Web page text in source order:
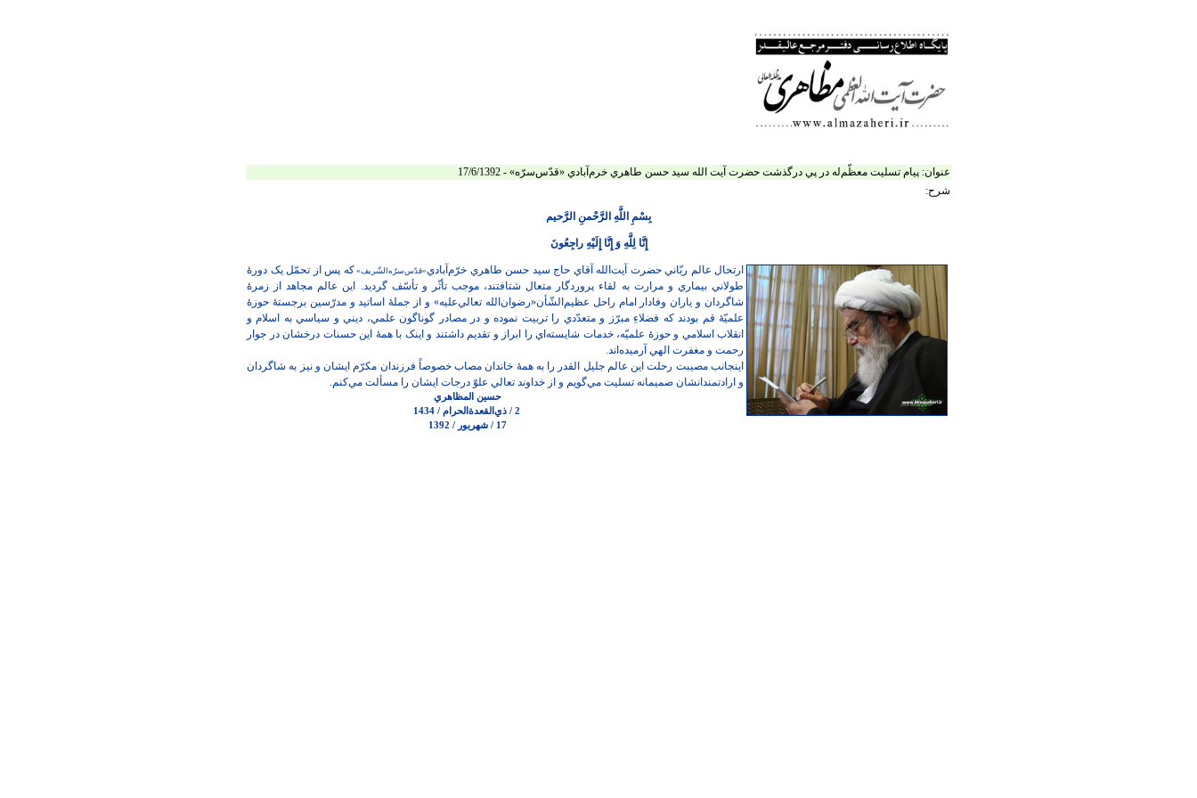
عنوان: پيام تسليت معظّم‌له در پي درگذشت حضرت آيت الله سيد حسن طاهري خرم‌آبادي «قدّس‌سرّه» - 17/6/1392
شرح:
بِسْمِ اللَّهِ الرَّحْمنِ الرَّحيم
إِنَّا لِلَّهِ وَ إِنَّا إِلَيْهِ راجِعُونَ
ارتحال عالم ربّاني حضرت آيت‌الله آقاي حاج سيد حسن طاهري خرّم‌آبادي«قدّس‌سرّه‌الشّريف» که پس از تحمّل يک دورۀ
طولاني بيماري و مرارت به لقاء پروردگار متعال شتافتند، موجب تأثّر و تأسّف گرديد. اين عالم مجاهد از زمرۀ
شاگردان و ياران وفادار امام راحل عظيم‌الشّأن«رضوان‌الله تعالي‌عليه» و از جملۀ اساتيد و مدرّسين برجستۀ حوزۀ
علميّۀ قم بودند که فضلاءِ مبرّز و متعدّدي را تربيت نموده و در مصادر گوناگون علمي، ديني و سياسي به اسلام و
انقلاب اسلامي و حوزۀ علميّه، خدمات شايسته‌اي را ابراز و تقديم داشتند و اينک با همۀ اين حسنات درخشان در جوار
رحمت و مغفرت الهي آرميده‌اند.
اينجانب مصيبت رحلت اين عالم جليل القدر را به همۀ خاندان مصاب خصوصاً فرزندان مکرّم ايشان و نيز به شاگردان
و ارادتمندانشان صميمانه تسليت مي‌گويم و از خداوند تعالي علوّ درجات ايشان را مسألت مي‌کنم.
حسين المظاهري
2 / ذي‌القعدة‌الحرام / 1434
17 / شهريور / 1392